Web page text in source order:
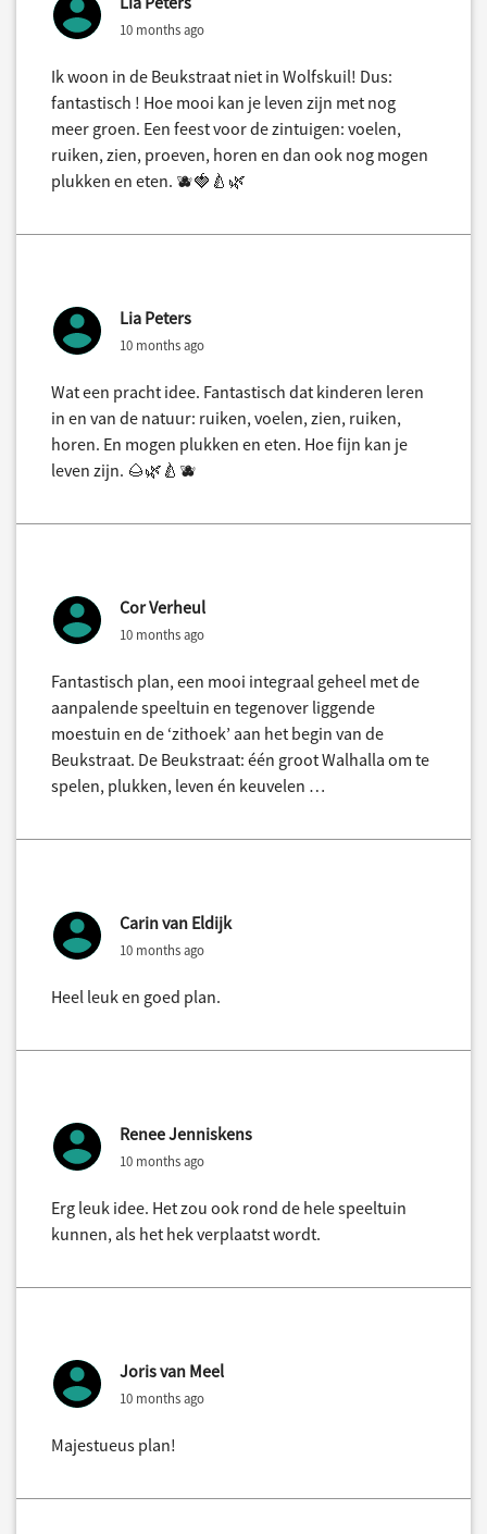
10 months ago
Ik woon in de Beukstraat niet in Wolfskuil! Dus:
fantastisch ! Hoe mooi kan je leven zijn met nog
meer groen. Een feest voor de zintuigen: voelen,
ruiken, zien, proeven, horen en dan ook nog mogen
plukken en eten. 🫐🍓🍐🌿
Lia Peters
10 months ago
Wat een pracht idee. Fantastisch dat kinderen leren
in en van de natuur: ruiken, voelen, zien, ruiken,
horen. En mogen plukken en eten. Hoe fijn kan je
leven zijn. 🌰🌿🍐🫐
Cor Verheul
10 months ago
Fantastisch plan, een mooi integraal geheel met de
aanpalende speeltuin en tegenover liggende
moestuin en de ‘zithoek’ aan het begin van de
Beukstraat. De Beukstraat: één groot Walhalla om te
spelen, plukken, leven én keuvelen …
Carin van Eldijk
10 months ago
Heel leuk en goed plan.
Renee Jenniskens
10 months ago
Erg leuk idee. Het zou ook rond de hele speeltuin
kunnen, als het hek verplaatst wordt.
Joris van Meel
10 months ago
Majestueus plan!